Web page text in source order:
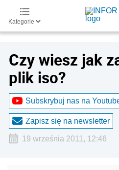
Kategorie
Czy wiesz jak
plik iso?
Subskrybuj nas na
Zapisz się na newsletter
19 września 2011, 12:46